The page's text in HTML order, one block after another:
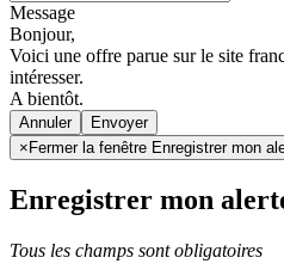
Message
Bonjour,
Voici une offre parue sur le site
intéresser.
A bientôt.
Annuler
× Fermer la fenêtre Enregistrer mon
Enregistrer mon
Tous les champs sont obligatoires